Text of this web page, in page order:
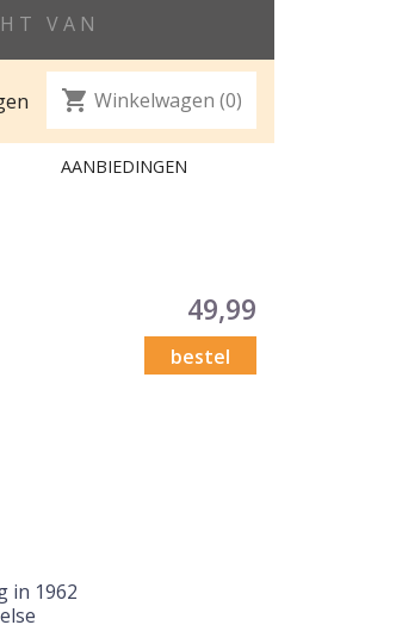
VAN
shopping_cart Winkelwagen (0)
AANBIEDINGEN
49,99
bestel
in 1962